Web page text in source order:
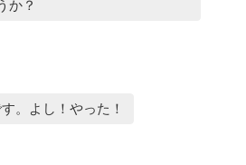
か？
。よし！やった！